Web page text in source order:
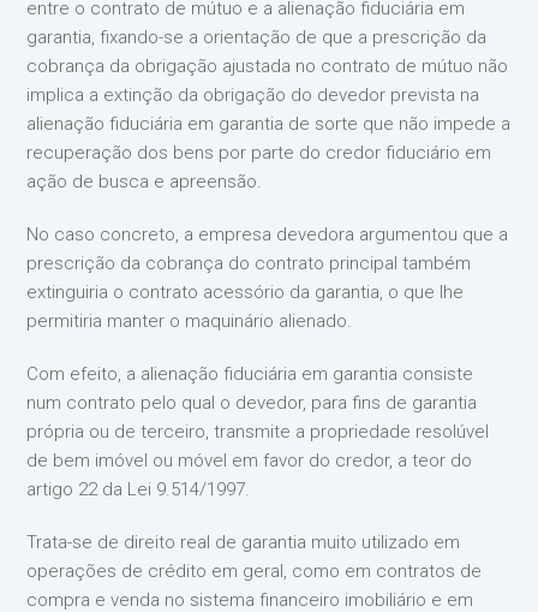
entre o contrato de mútuo e a alienação fiduciária em
garantia, fixando-se a orientação de que a prescrição da
cobrança da obrigação ajustada no contrato de mútuo não
implica a extinção da obrigação do devedor prevista na
alienação fiduciária em garantia de sorte que não impede a
recuperação dos bens por parte do credor fiduciário em
ação de busca e apreensão.
No caso concreto, a empresa devedora argumentou que a
prescrição da cobrança do contrato principal também
extinguiria o contrato acessório da garantia, o que lhe
permitiria manter o maquinário alienado.
Com efeito, a alienação fiduciária em garantia consiste
num contrato pelo qual o devedor, para fins de garantia
própria ou de terceiro, transmite a propriedade resolúvel
de bem imóvel ou móvel em favor do credor, a teor do
artigo 22 da Lei 9.514/1997.
Trata-se de direito real de garantia muito utilizado em
operações de crédito em geral, como em contratos de
compra e venda no sistema financeiro imobiliário e em